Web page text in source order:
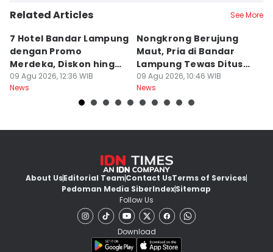
Related Articles See More
7 Hotel Bandar Lampung
dengan Promo
Merdeka, Diskon hingga
50 Persen
09 Agu 2026, 12:36 WIB
News
Nongkrong Berujung
Maut, Pria di Bandar
Lampung Tewas Ditusuk
Teman
09 Agu 2026, 10:46 WIB
News
About UsEditorial TeamContact UsTerms of Services
Pedoman Media SiberIndexSitemap
Follow Us
Download